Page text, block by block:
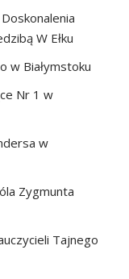
W Ełku
w Białymstoku
Nr 1 w
w
Zygmunta
Tajnego